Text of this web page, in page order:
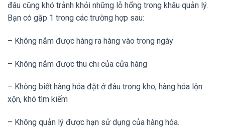
đâu cũng khó trảnh khỏi những lỗ hổng trong khâu quản lý.
Bạn có gặp 1 trong các trường hợp sau:
– Không nắm được hàng ra hàng vào trong ngày
– Không nắm được thu chi của cửa hàng
– Không biết hàng hóa đặt ở đâu trong kho, hàng hóa lộn
xộn, khó tìm kiếm
– Không quản lý được hạn sử dụng của hàng hóa.